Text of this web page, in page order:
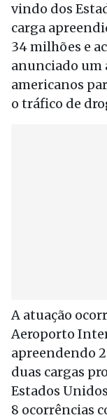
vindo dos
carga
34 milhões e
anunciado um
americanos
o tráfico de
A atuação
Aeroporto
apreendendo
duas cargas
Estados
8 ocorrências